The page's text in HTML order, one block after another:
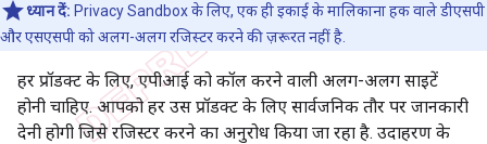
ध्यान दें: Privacy Sandbox के लिए, एक ही इकाई के मालिकाना हक वाले डीएसपी
और एसएसपी को अलग-अलग रजिस्टर करने की ज़रूरत नहीं है.
हर प्रॉडक्ट के लिए, एपीआई को कॉल करने वाली अलग-अलग साइटें
होनी चाहिए. आपको हर उस प्रॉडक्ट के लिए सार्वजनिक तौर पर जानकारी
देनी होगी जिसे रजिस्टर करने का अनुरोध किया जा रहा है. उदाहरण के